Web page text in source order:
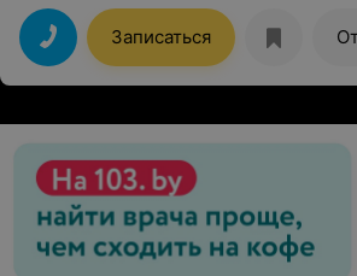
идеально,без боли,и с позитивом, врач умеет найти
общий язык с пациентом. Доброжелательная,
внимательная,приятная, всё расскажет и
итогам приема все разъяснит, так
Даст советы, как действовать дальше,
доктор работает именно там, где он
нужен. Спасибо. Здоровья доктору, и
признания его труду. Буду советывать
знакомым!!!
Записаться